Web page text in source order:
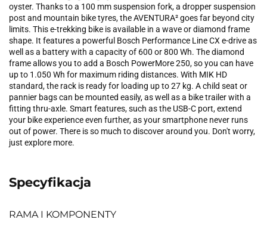
oyster. Thanks to a 100 mm suspension fork, a dropper suspension
post and mountain bike tyres, the AVENTURA² goes far beyond city
limits. This e-trekking bike is available in a wave or diamond frame
shape. It features a powerful Bosch Performance Line CX e-drive as
well as a battery with a capacity of 600 or 800 Wh. The diamond
frame allows you to add a Bosch PowerMore 250, so you can have
up to 1.050 Wh for maximum riding distances. With MIK HD
standard, the rack is ready for loading up to 27 kg. A child seat or
pannier bags can be mounted easily, as well as a bike trailer with a
fitting thru-axle. Smart features, such as the USB-C port, extend
your bike experience even further, as your smartphone never runs
out of power. There is so much to discover around you. Don't worry,
just explore more.
Specyfikacja
RAMA I KOMPONENTY